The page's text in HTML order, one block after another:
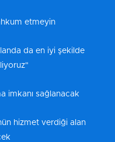
etmeyin
da en iyi şekilde
imkanı sağlanacak
hizmet verdiği alan